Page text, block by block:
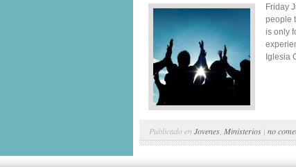
Friday
people
is only
Iglesia
Publicado en Jovenes Ministerios | no